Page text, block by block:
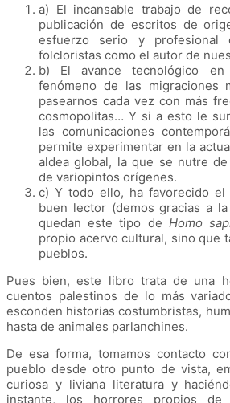
a) El incansable trabajo de
publicación de escritos de
esfuerzo serio y profesional
folcloristas como el autor de
b) El avance tecnológico
fenómeno de las migraciones
pasearnos cada vez con más
cosmopolitas… Y si a esto le
las comunicaciones
permite experimentar en la
aldea global, la que se nutre
de variopintos orígenes.
c) Y todo ello, ha favorecido
buen lector (demos gracias a
quedan este tipo de Homo
propio acervo cultural, sino que
pueblos.
Pues bien, este libro trata de una
cuentos palestinos de lo más
esconden historias costumbristas,
hasta de animales parlanchines.
De esa forma, tomamos contacto
pueblo desde otro punto de vista,
curiosa y liviana literatura y
instante, los horrores propios de